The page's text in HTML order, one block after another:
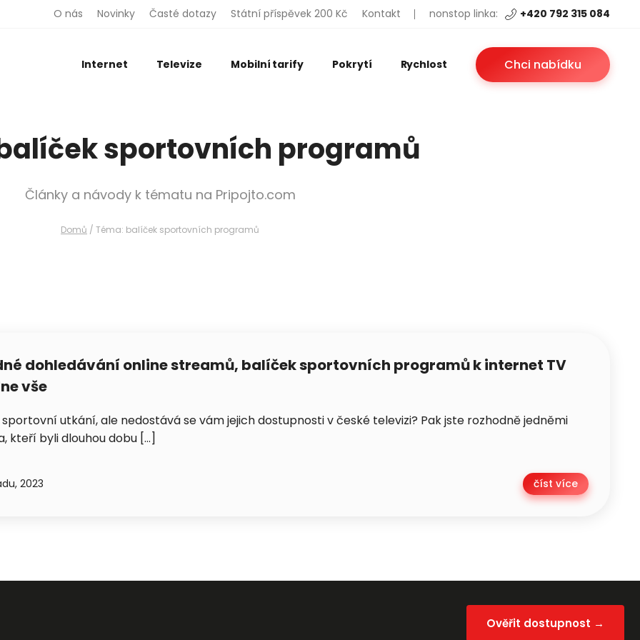
O nás Novinky Časté dotazy Státní příspěvek 200 Kč Kontakt nonstop linka: +420 792 315 084
Internet Televize Mobilní tarify Pokrytí Rychlost Chci nabídku
sportovních programů
Články a návody k tématu na Pripojto.com
Domů / Téma: balíček sportovních programů
dohledávání online streamů, balíček sportovních programů k internet TV
vše
sportovní utkání, ale nedostává se vám jejich dostupnosti v české televizi? Pak jste rozhodně jedněmi
kteří byli dlouhou dobu […]
2023 číst více
Odeslat
spodmínkami ochrany osobních údajů.
Ověřit dostupnost →
Zavolá do 2 minut · Po–Pá 8–18